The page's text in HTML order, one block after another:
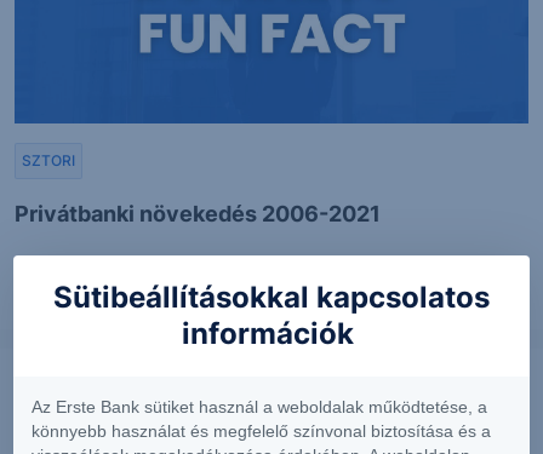
Privátbanki növekedés 2006-2021
SZTORI
2022. október 11.
Sütibeállításokkal kapcsolatos
információk
Az Erste Bank sütiket használ a weboldalak működtetése, a
könnyebb használat és megfelelő színvonal biztosítása és a